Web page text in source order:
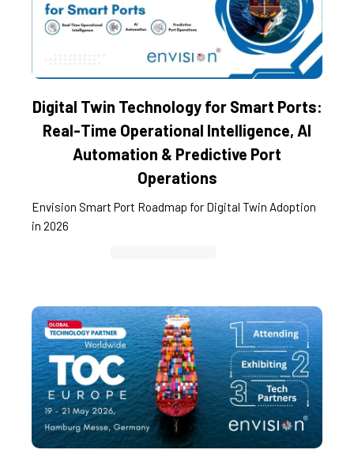
Digital Twin Technology for Smart Ports:
Real-Time Operational Intelligence, AI
Automation & Predictive Port
Operations
Envision Smart Port Roadmap for Digital Twin Adoption
in 2026